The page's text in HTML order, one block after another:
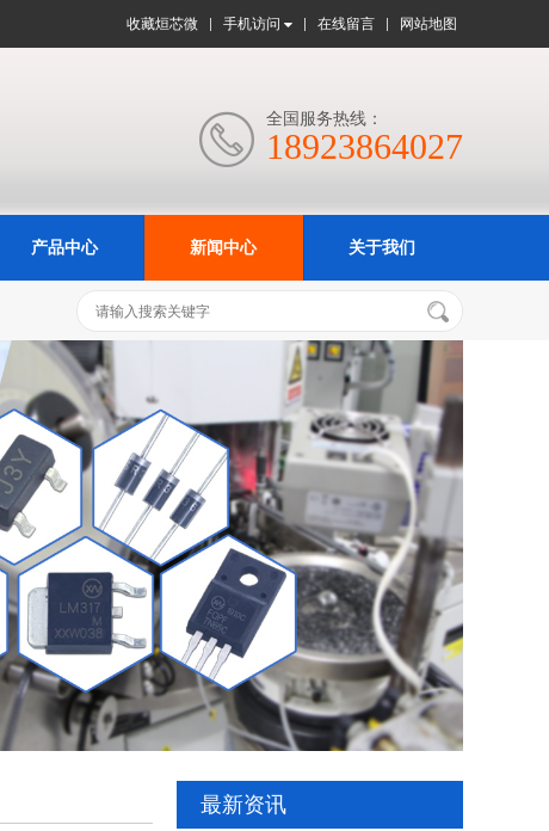
收藏烜芯微 手机访问 在线留言 网站地图
 全国服务热线：
18923864027
产品中心 新闻中心 关于我们
最新资讯